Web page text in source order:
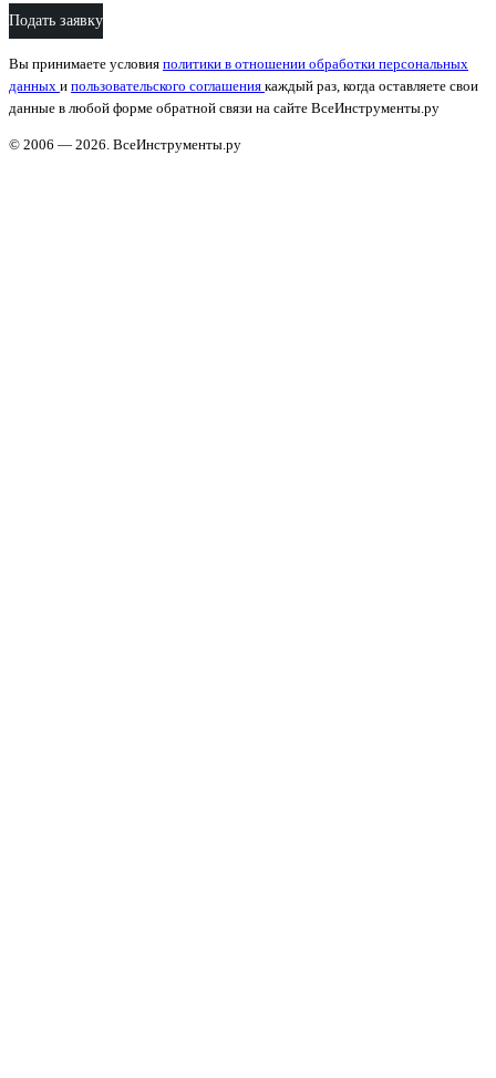
Подать заявку
Вы принимаете условия политики в отношении обработки персональных
данных и пользовательского соглашения каждый раз, когда оставляете свои
данные в любой форме обратной связи на сайте ВсеИнструменты.ру
© 2006 — 2026. ВсеИнструменты.ру